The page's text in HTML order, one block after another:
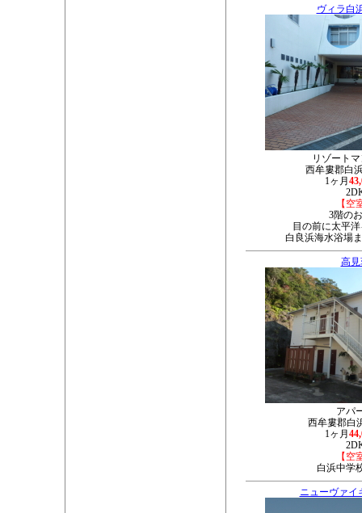
ヴィラ白
リゾート
西牟婁郡白
1ヶ月
【空
3階の
目の前に太平
白良浜海水浴場
高見
アパ
西牟婁郡白
1ヶ月
【空
白浜中学
ニューヴァイ